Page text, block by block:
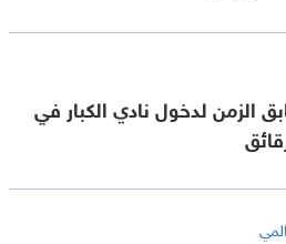
الزمن لدخول نادي الكبار في